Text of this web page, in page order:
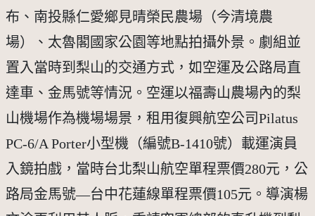
布、南投縣仁愛鄉見晴榮民農場（今清境農
場）、太魯閣國家公園等地點拍攝外景。劇組並
置入當時到梨山的交通方式，如空運及公路局直
達車、金馬號等情況。空運以福壽山農場內的梨
山機場作為機場場景，租用復興航空公司Pilatus
PC-6/A Porter小型機（編號B-1410號）載運演員
入鏡拍戲，當時台北梨山航空單程票價280元，公
路局金馬號—台中花蓮線單程票價105元。導演楊